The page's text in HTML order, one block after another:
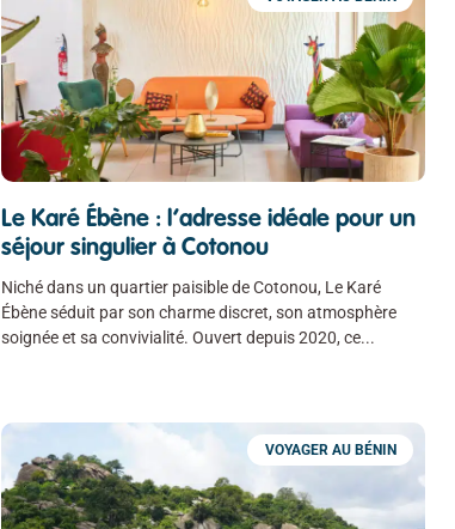
Le Karé Ébène : l’adresse idéale pour un
séjour singulier à Cotonou
Niché dans un quartier paisible de Cotonou, Le Karé
Ébène séduit par son charme discret, son atmosphère
soignée et sa convivialité. Ouvert depuis 2020, ce
VOYAGER AU BÉNIN